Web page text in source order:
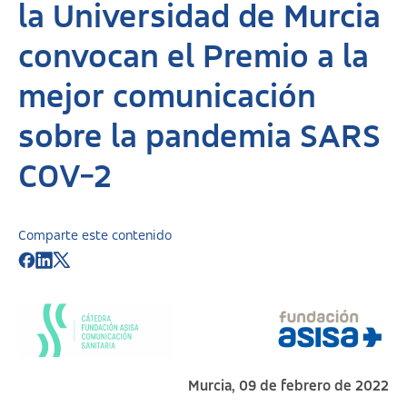
la Universidad de Murcia
convocan el Premio a la
mejor comunicación
sobre la pandemia SARS
COV-2
Comparte este contenido
Murcia, 09 de febrero de 2022